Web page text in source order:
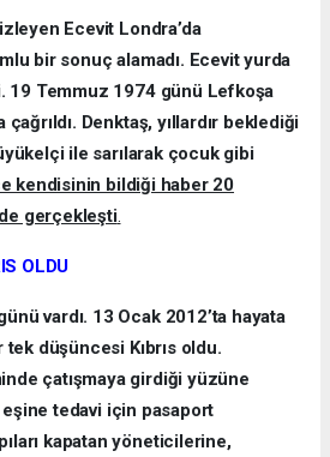
Ecevit Londra’da
bir sonuç alamadı. Ecevit yurda
19 Temmuz 1974 günü Lefkoşa
çağrıldı. Denktaş, yıllardır beklediği
ile sarılarak çocuk gibi
kendisinin bildiği haber 20
gerçekleşti.
OLDU
vardı. 13 Ocak 2012’ta hayata
düşüncesi Kıbrıs oldu.
çatışmaya girdiği yüzüne
eşine tedavi için pasaport
kapatan yöneticilerine,